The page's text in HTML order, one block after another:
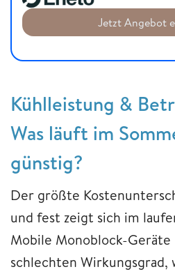
Jetzt Angebot
Kühlleistung &
Was läuft im
günstig?
Der größte
und fest zeigt sich im
Mobile Monoblock-Geräte
schlechten Wirkungsgrad,